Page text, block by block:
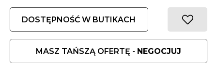
DOSTĘPNOŚĆ W BUTIKACH
MASZ TAŃSZĄ OFERTĘ - NEGOCJUJ